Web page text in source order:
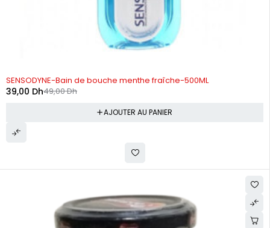
-20%
SENSODYNE-Bain de bouche menthe fraîche-500ML
49,00Dh
39,00 Dh
AJOUTER AU PANIER